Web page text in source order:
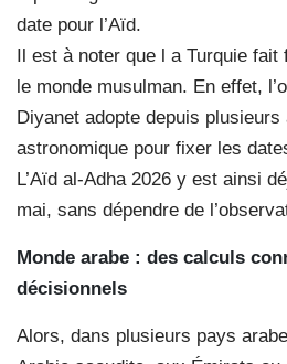
date pour l’Aïd.
Il est à noter que l a Turquie fait
le monde musulman. En effet,
Diyanet adopte depuis
astronomique pour fixer les
L’Aïd al-Adha 2026 y est ainsi
mai, sans dépendre de
Monde arabe : des calculs
décisionnels
Alors, dans plusieurs pays